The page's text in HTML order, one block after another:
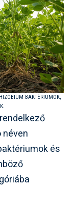
BAKTÉRIUMOK,
és